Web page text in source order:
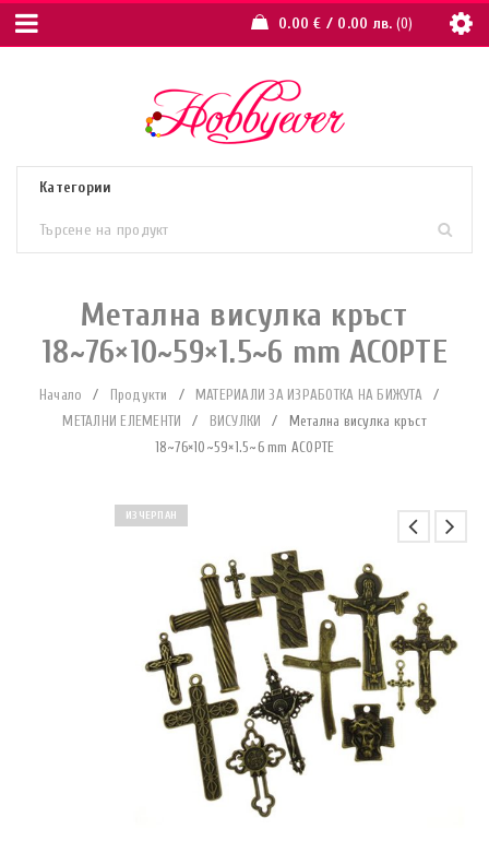
0.00€ / 0.00 лв. 0
Метална висулка кръст
18~76×10~59×1.5~6 mm АСОРТЕ
Начало / Продукти / МАТЕРИАЛИ ЗА ИЗРАБОТКА НА БИЖУТА
/
МЕТАЛНИ ЕЛЕМЕНТИ
/ ВИСУЛКИ /
Метална висулка кръст
18~76×10~59×1.5~6 mm АСОРТЕ
ИЗЧЕРПАН